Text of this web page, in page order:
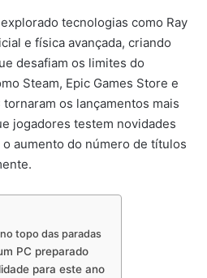
tecnologias como Ray
e física avançada, criando
desafiam os limites do
Steam, Epic Games Store e
tornaram os lançamentos mais
jogadores testem novidades
aumento do número de títulos
topo das paradas
PC preparado
para este ano